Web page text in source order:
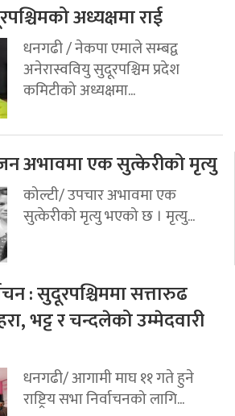
अध्यक्षमा राई
धनगढी / नेकपा एमाले सम्बद्व
अनेरास्ववियु सुदूरपश्चिम प्रदेश
कमिटीको अध्यक्षमा...
अभावमा एक सुत्केरीको मृत्यु
कोल्टी/ उपचार अभावमा एक
सुत्केरीको मृत्यु भएको छ । मृत्यु...
: सुदूरपश्चिममा सत्तारुढ
भट्ट र चन्दलेको उम्मेदवारी
धनगढी/ आगामी माघ ११ गते हुने
राष्ट्रिय सभा निर्वाचनको लागि...